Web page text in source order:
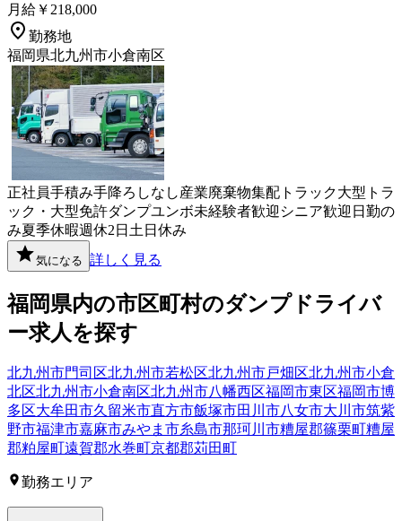
月給￥218,000
勤務地
福岡県北九州市小倉南区
正社員手積み手降ろしなし産業廃棄物集配 トラック大型トラ
ック・大型免許ダンプユンボ未経験者歓迎 シニア歓迎 日勤の
み夏季休暇週休2日 土日休み
気になる 詳しく見る
福岡県内の市区町村のダンプドライバ
ー求人を探す
北九州市門司区北九州市若松区北九州市戸畑区北九州市小倉
北区北九州市小倉南区北九州市八幡西区福岡市東区福岡市博
多区大牟田市久留米市直方市飯塚市田川市八女市大川市筑紫
野市福津市嘉麻市みやま市糸島市那珂川市糟屋郡篠栗町 糟屋
郡粕屋町 遠賀郡水巻町 京都郡苅田町
勤務エリア